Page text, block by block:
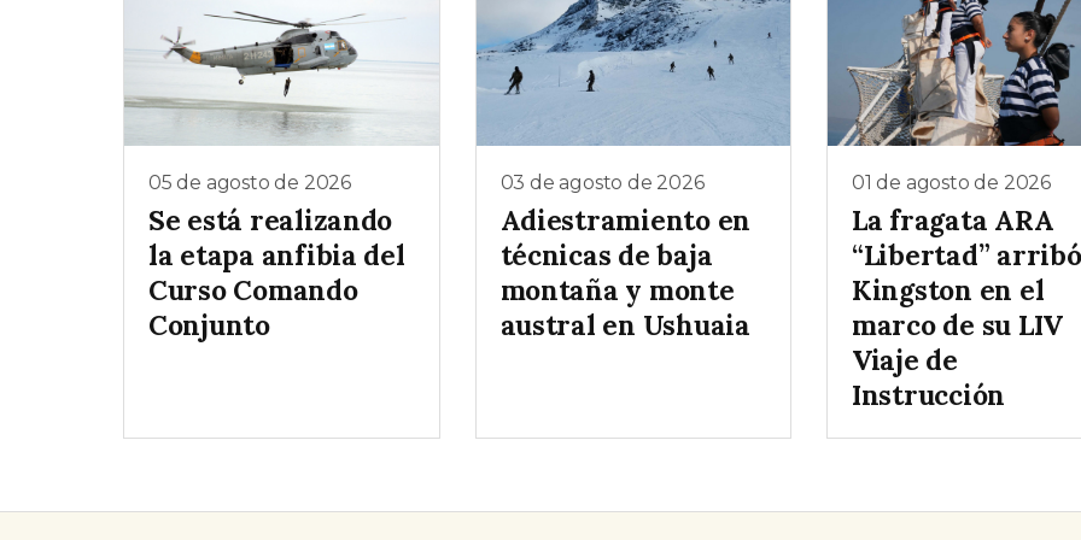
05 de agosto de 2026
Se está realizando
la etapa anfibia del
Curso Comando
Conjunto
03 de agosto de 2026
Adiestramiento en
técnicas de baja
montaña y monte
austral en Ushuaia
01 de agosto de 2026
La fragata ARA
“Libertad”
Kingston en el
marco de su LIV
Viaje de
Instrucción